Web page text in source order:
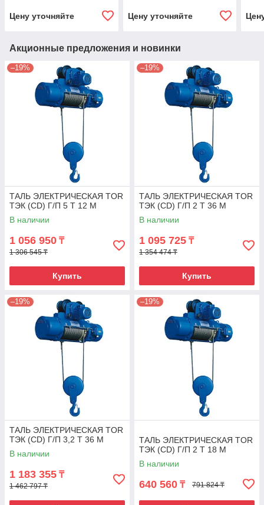
Цену уточняйте Цену уточняйте
Акционные предложения и новинки
–19%
ТАЛЬ ЭЛЕКТРИЧЕСКАЯ TOR
ТЭК (CD) Г/П 5 Т 12 М
В наличии
1 056 950 ₸
1 306 545 ₸
Купить
–19%
ТАЛЬ ЭЛЕКТРИЧЕСКАЯ TOR
ТЭК (CD) Г/П 2 Т 36 М
В наличии
1 095 725 ₸
1 354 474 ₸
Купить
–19%
ТАЛЬ ЭЛЕКТРИЧЕСКАЯ TOR
ТЭК (CD) Г/П 3,2 Т 36 М
В наличии
1 183 355 ₸
1 462 797 ₸
–19%
ТАЛЬ ЭЛЕКТРИЧЕСКАЯ TOR
ТЭК (CD) Г/П 2 Т 18 М
В наличии
640 560 ₸ 791 824 ₸